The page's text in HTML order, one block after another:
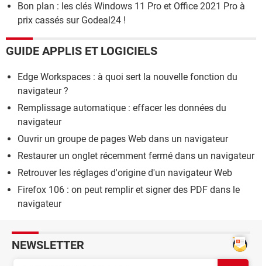
Bon plan : les clés Windows 11 Pro et Office 2021 Pro à
prix cassés sur Godeal24 !
GUIDE APPLIS ET LOGICIELS
Edge Workspaces : à quoi sert la nouvelle fonction du
navigateur ?
Remplissage automatique : effacer les données du
navigateur
Ouvrir un groupe de pages Web dans un navigateur
Restaurer un onglet récemment fermé dans un navigateur
Retrouver les réglages d'origine d'un navigateur Web
Firefox 106 : on peut remplir et signer des PDF dans le
navigateur
NEWSLETTER